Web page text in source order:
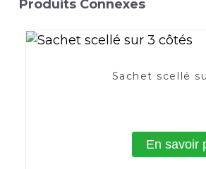
Produits Connexes
Sachet scellé
En savoir